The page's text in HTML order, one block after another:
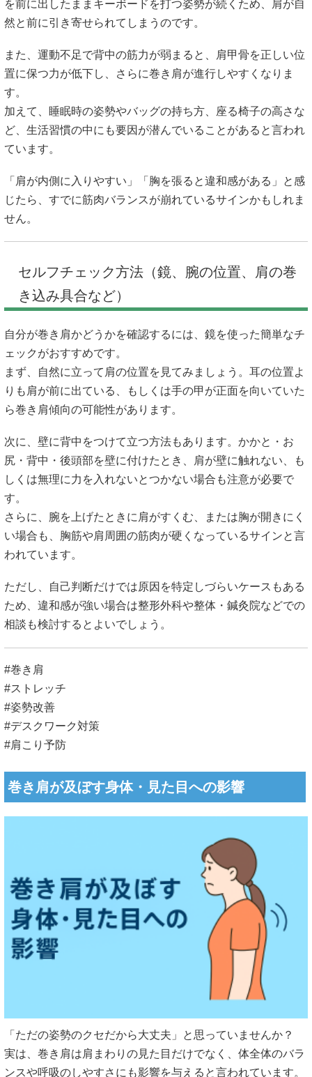
を前に出したままキーボードを打つ姿勢が続くため、肩が自
然と前に引き寄せられてしまうのです。
また、運動不足で背中の筋力が弱まると、肩甲骨を正しい位
置に保つ力が低下し、さらに巻き肩が進行しやすくなりま
す。
加えて、睡眠時の姿勢やバッグの持ち方、座る椅子の高さな
ど、生活習慣の中にも要因が潜んでいることがあると言われ
ています。
「肩が内側に入りやすい」「胸を張ると違和感がある」と感
じたら、すでに筋肉バランスが崩れているサインかもしれま
せん。
セルフチェック方法（鏡、腕の位置、肩の巻
き込み具合など）
自分が巻き肩かどうかを確認するには、鏡を使った簡単なチ
ェックがおすすめです。
まず、自然に立って肩の位置を見てみましょう。耳の位置よ
りも肩が前に出ている、もしくは手の甲が正面を向いていた
ら巻き肩傾向の可能性があります。
次に、壁に背中をつけて立つ方法もあります。かかと・お
尻・背中・後頭部を壁に付けたとき、肩が壁に触れない、も
しくは無理に力を入れないとつかない場合も注意が必要で
す。
さらに、腕を上げたときに肩がすくむ、または胸が開きにく
い場合も、胸筋や肩周囲の筋肉が硬くなっているサインと言
われています。
ただし、自己判断だけでは原因を特定しづらいケースもある
ため、違和感が強い場合は整形外科や整体・鍼灸院などでの
相談も検討するとよいでしょう。
#巻き肩
#ストレッチ
#姿勢改善
#デスクワーク対策
#肩こり予防
巻き肩が及ぼす身体・見た目への影響
「ただの姿勢のクセだから大丈夫」と思っていませんか？
実は、巻き肩は肩まわりの見た目だけでなく、体全体のバラ
ンスや呼吸のしやすさにも影響を与えると言われています。